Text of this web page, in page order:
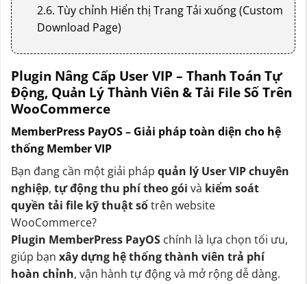
2.6. Tùy chỉnh Hiển thị Trang Tải xuống (Custom
Download Page)
3. Lợi Ích Khi Sử Dụng Plugin MemberPress
PayOS
4. Thông tin Plugin: Member Press PayOS
Plugin Nâng Cấp User VIP – Thanh Toán Tự
Động, Quản Lý Thành Viên & Tải File Số Trên
WooCommerce
MemberPress PayOS – Giải pháp toàn diện cho hệ
thống Member VIP
Bạn đang cần một giải pháp quản lý User VIP chuyên
nghiệp, tự động thu phí theo gói và kiểm soát
quyền tải file kỹ thuật sốtrên website
WooCommerce?
Plugin MemberPress PayOS chính là lựa chọn tối ưu,
giúp bạn xây dựng hệ thống thành viên trả phí
hoàn chỉnh, vận hành tự động và mở rộng dễ dàng.